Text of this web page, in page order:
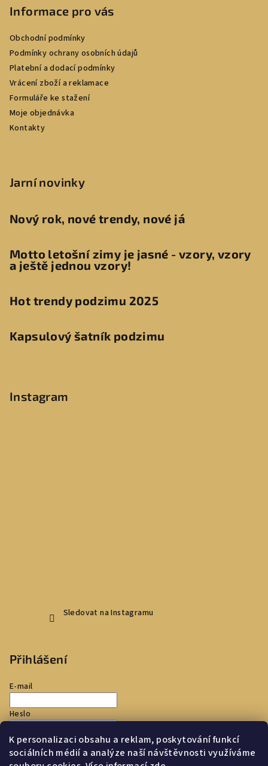
K personalizaci obsahu a reklam, poskytování funkcí
sociálních médií a analýze naší návštěvnosti využíváme
Informace pro vás
Obchodní podmínky
Podmínky ochrany osobních údajů
Platební a dodací podmínky
Vrácení zboží a reklamace
Formuláře ke stažení
Moje objednávka
Kontakty
Jarní novinky
Nový rok, nové trendy, nové já
Motto letošní zimy je jasné - vzory, vzory
a ještě jednou vzory!
Hot trendy podzimu 2025
Kapsulový šatník podzimu
Instagram
Sledovat na Instagramu
Přihlášení
E-mail
Heslo
Přihlásit se